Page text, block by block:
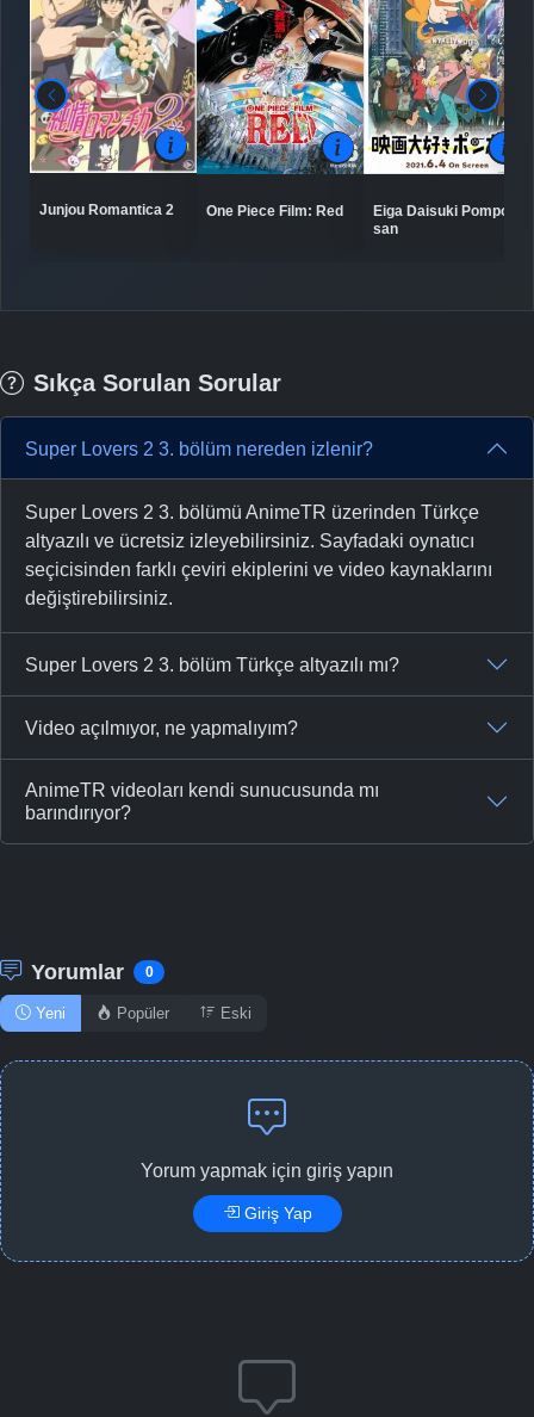
Junjou Romantica 2 One Piece Film: Red
Eiga Daisuki Pompo-
san
Sıkça Sorulan Sorular
Super Lovers 2 3. bölüm nereden izlenir?
Super Lovers 2 3. bölümü AnimeTR üzerinden Türkçe
altyazılı ve ücretsiz izleyebilirsiniz. Sayfadaki oynatıcı
seçicisinden farklı çeviri ekiplerini ve video kaynaklarını
değiştirebilirsiniz.
Super Lovers 2 3. bölüm Türkçe altyazılı mı?
Video açılmıyor, ne yapmalıyım?
AnimeTR videoları kendi sunucusunda mı
barındırıyor?
Yorumlar 0
Yeni Popüler Eski
Yorum yapmak için giriş yapın
Giriş Yap